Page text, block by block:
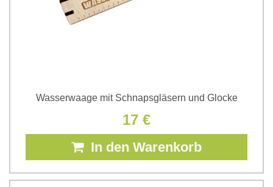
Wasserwaage mit Schnapsgläsern und Glocke
17 €
In den Warenkorb